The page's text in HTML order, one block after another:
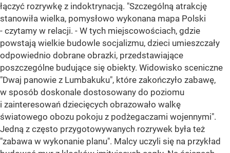
łączyć rozrywkę z indoktrynacją. "Szczególną atrakcję
stanowiła wielka, pomysłowo wykonana mapa Polski
- czytamy w relacji. - W tych miejscowościach, gdzie
powstają wielkie budowle socjalizmu, dzieci umieszczały
odpowiednio dobrane obrazki, przedstawiające
poszczególne budujące się obiekty. Widowisko sceniczne
"Dwaj panowie z Lumbakuku", które zakończyło zabawę,
w sposób doskonale dostosowany do poziomu
i zainteresowań dziecięcych obrazowało walkę
światowego obozu pokoju z podżegaczami wojennymi".
Jedną z często przygotowywanych rozrywek była też
"zabawa w wykonanie planu". Malcy uczyli się na przykład